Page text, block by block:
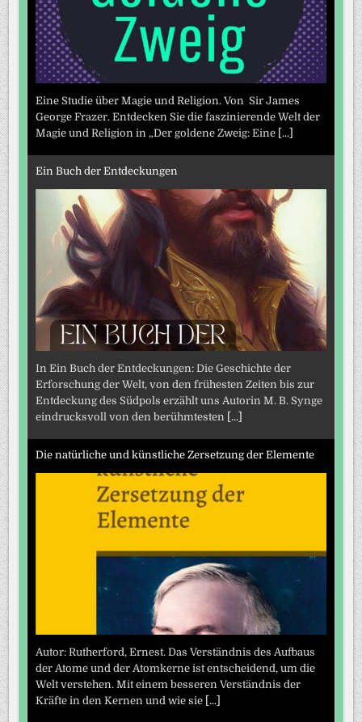
Eine Studie über Magie und Religion. Von Sir James
George Frazer. Entdecken Sie die faszinierende Welt der
Magie und Religion in „Der goldene Zweig: Eine [...]
Ein Buch der Entdeckungen
In Ein Buch der Entdeckungen: Die Geschichte der
Erforschung der Welt, von den frühesten Zeiten bis zur
Entdeckung des Südpols erzählt uns Autorin M. B. Synge
eindrucksvoll von den berühmtesten [...]
Die natürliche und künstliche Zersetzung der Elemente
Autor: Rutherford, Ernest. Das Verständnis des Aufbaus
der Atome und der Atomkerne ist entscheidend, um die
Welt verstehen. Mit einem besseren Verständnis der
Kräfte in den Kernen und wie sie [...]